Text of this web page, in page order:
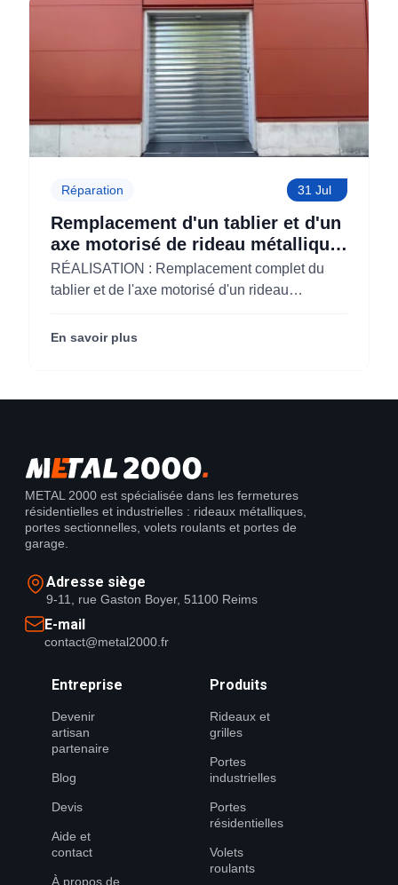
Réparation 31 Jul
Remplacement d'un tablier et d'un
axe motorisé de rideau métallique
pour M'CHADAL (Optical Center)
(95)
RÉALISATION : Remplacement complet du
tablier et de l'axe motorisé d'un rideau
Center) (95290).
En savoir plus
METAL 2000 est spécialisée dans les fermetures
résidentielles et industrielles : rideaux métalliques,
portes sectionnelles, volets roulants et portes de
garage.
Adresse siège
9-11, rue Gaston Boyer, 51100 Reims
E-mail
contact@metal2000.fr
Entreprise
Devenir
artisan
partenaire
Blog
Devis
Aide et
contact
À propos de
Produits
Rideaux et
grilles
Portes
industrielles
Portes
résidentielles
Volets
roulants